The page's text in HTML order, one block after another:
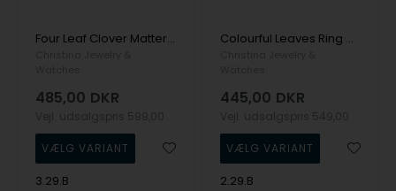
Four Leaf Clover Matteret og detaljeret firkløver ring i 925 forgyldt sølv fra Christina Jewelry
485,00 DKR
3.29.B
Colourful Leaves Ring med blade med grønne og hvide zirkonia i 925 forgyldt sølv fra Christina Jewelry
445,00 DKR
2.29.B